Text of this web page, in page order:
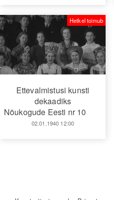
Ettevalmistusi kunsti
dekaadiks
Nõukogude Eesti nr 10
02.01.1940 12:00
Hetkel toimub